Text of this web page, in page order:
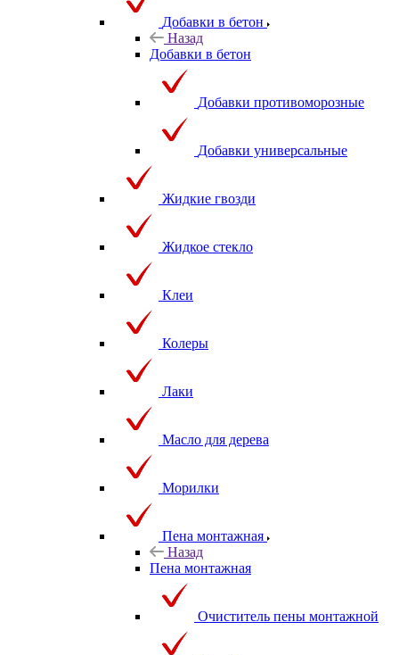
Добавки в бетон
Назад
Добавки в бетон
Добавки противоморозные
Добавки универсальные
Жидкие гвозди
Жидкое стекло
Клеи
Колеры
Лаки
Масло для дерева
Морилки
Пена монтажная
Назад
Пена монтажная
Очиститель пены монтажной